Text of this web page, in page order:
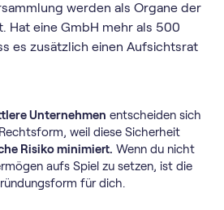
werden als Organe der
Hat eine GmbH mehr als 500
es zusätzlich einen Aufsichtsrat
Unternehmen entscheiden sich
weil diese Sicherheit
Risiko minimiert. Wenn du nicht
aufs Spiel zu setzen, ist die
für dich.